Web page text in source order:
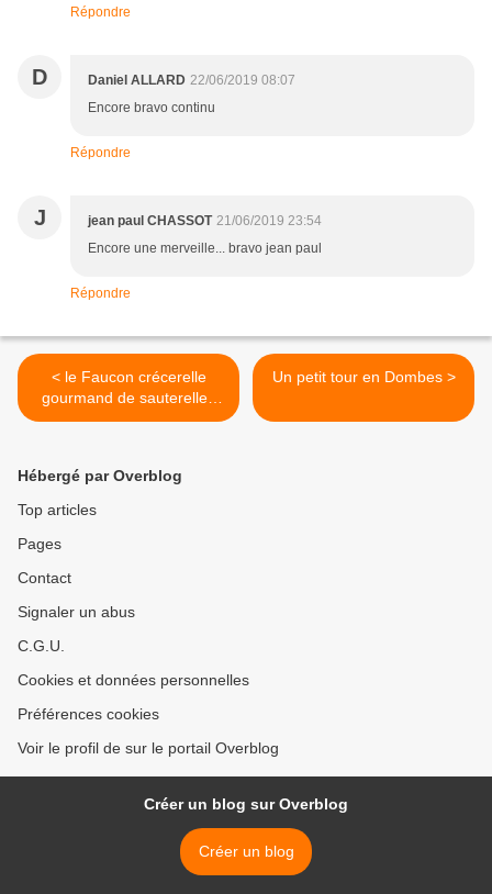
Répondre
D Daniel ALLARD 22/06/2019 08:07
Encore bravo continu
Répondre
J jean paul CHASSOT 21/06/2019 23:54
Encore une merveille... bravo jean paul
Répondre
< le Faucon crécerelle
gourmand de sauterelles
vertes
Un petit tour en Dombes >
Hébergé par Overblog
Top articles
Pages
Contact
Signaler un abus
C.G.U.
Cookies et données personnelles
Préférences cookies
Voir le profil de sur le portail Overblog
Créer un blog sur Overblog
Créer un blog